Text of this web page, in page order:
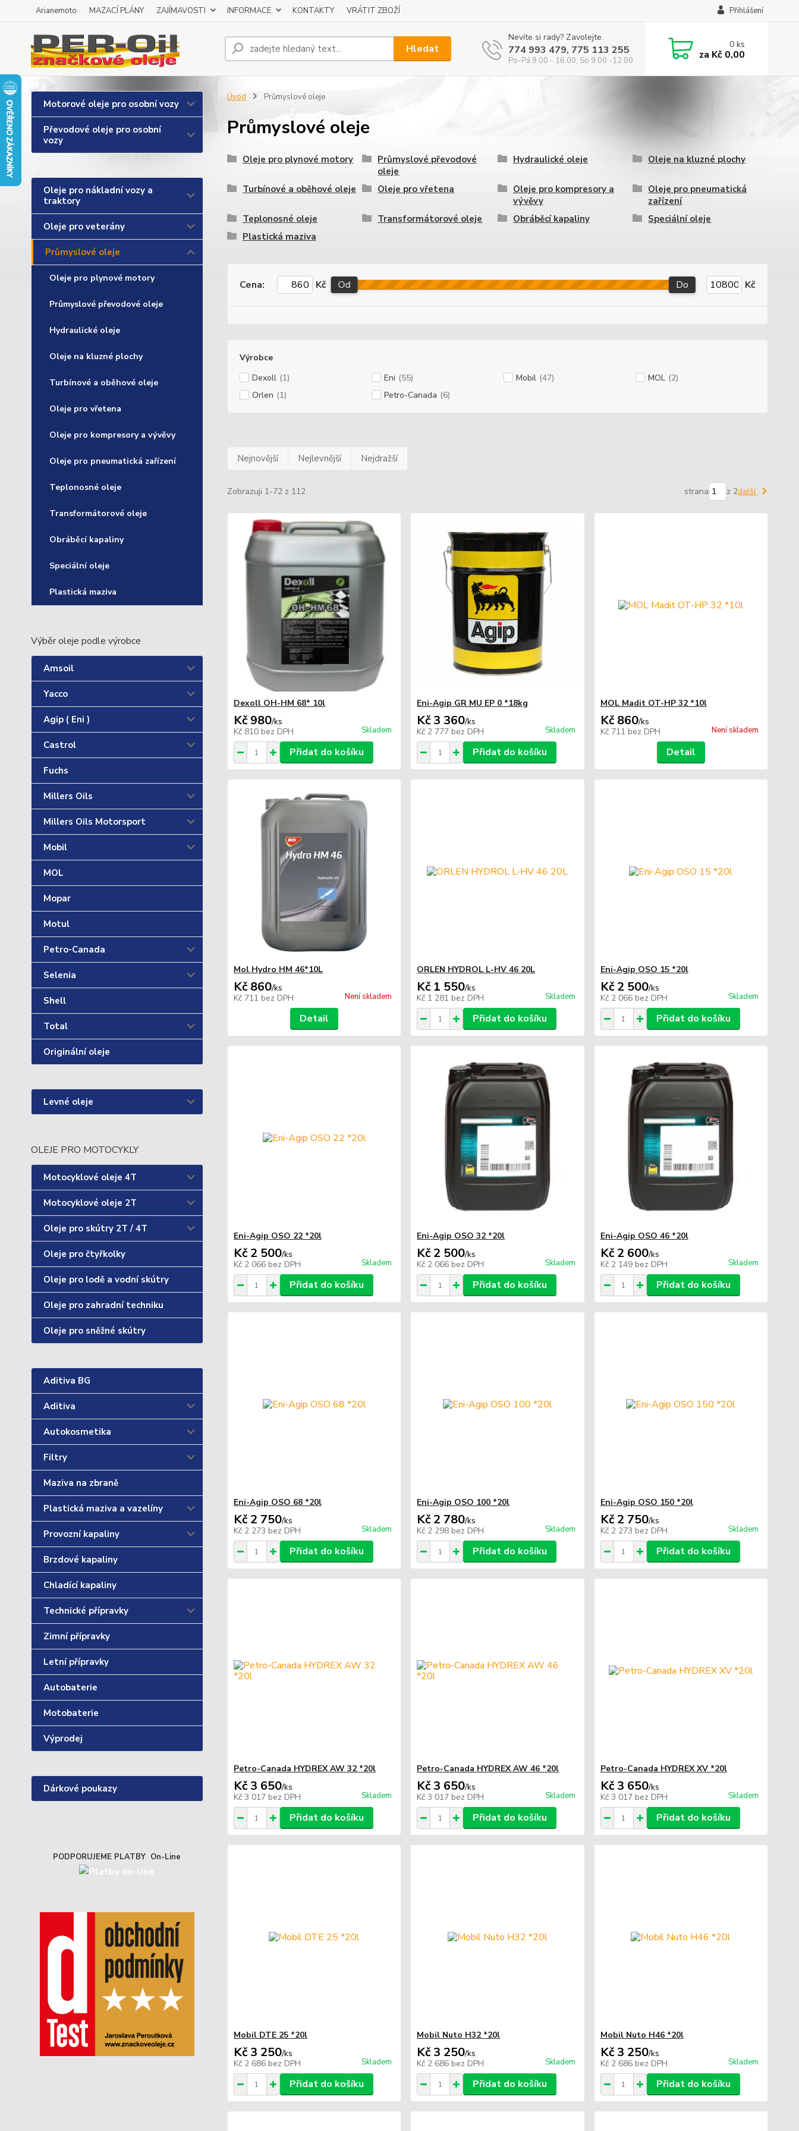
Arianemoto MAZACÍ PLÁNY ZAJÍMAVOSTI INFORMACE KONTAKTY VRÁTIT ZBOŽÍ Přihlášení
Hledat
Nevíte si rady? Zavolejte.
774 993 479, 775 113 255
Po-Pá 9.00 - 16.00, So 9.00 -12.00
0ks
za Kč 0,00
Motorové oleje pro osobní vozy
Převodové oleje pro osobní
vozy
Oleje pro nákladní vozy a
traktory
Oleje pro veterány
Průmyslové oleje
Oleje pro plynové motory
Průmyslové převodové oleje
Hydraulické oleje
Oleje na kluzné plochy
Turbínové a oběhové oleje
Oleje pro vřetena
Oleje pro kompresory a vývěvy
Oleje pro pneumatická zařízení
Teplonosné oleje
Transformátorové oleje
Obráběcí kapaliny
Speciální oleje
Plastická maziva
Výběr oleje podle výrobce
Amsoil
Yacco
Agip ( Eni )
Castrol
Fuchs
Millers Oils
Millers Oils Motorsport
Mobil
MOL
Mopar
Motul
Petro-Canada
Selenia
Shell
Total
Originální oleje
Levné oleje
OLEJE PRO MOTOCYKLY
Motocyklové oleje 4T
Motocyklové oleje 2T
Oleje pro skútry 2T / 4T
Oleje pro čtyřkolky
Oleje pro lodě a vodní skútry
Oleje pro zahradní techniku
Oleje pro sněžné skútry
Aditiva BG
Aditiva
Autokosmetika
Filtry
Maziva na zbraně
Plastická maziva a vazelíny
Provozní kapaliny
Brzdové kapaliny
Chladící kapaliny
Technické přípravky
Zimní přípravky
Letní přípravky
Autobaterie
Motobaterie
Výprodej
Dárkové poukazy
PODPORUJEME PLATBY On-Line
Úvod Průmyslové oleje
Průmyslové oleje
Oleje pro plynové motory
Průmyslové převodové
oleje
Hydraulické oleje Oleje na kluzné plochy
Turbínové a oběhové oleje Oleje pro vřetena
Oleje pro kompresory a
vývěvy
Oleje pro pneumatická
zařízení
Teplonosné oleje
Transformátorové oleje Obráběcí kapaliny
Speciální oleje
Plastická maziva
Cena: Kč Od Do Kč
Výrobce
Dexoll (1) Eni (55) Mobil (47) MOL (2)
Orlen (1) Petro-Canada (6)
Nejnovější Nejlevnější Nejdražší
Zobrazuji 1-72 z 112 strana z 2další
Dexoll OH-HM 68* 10l
Kč 980/ks
Kč 810 bez DPH Skladem
Přidat do košíku
Eni-Agip GR MU EP 0 *18kg
Kč 3 360/ks
Kč 2 777 bez DPH Skladem
Přidat do košíku
MOL Madit OT-HP 32 *10l
Kč 860/ks
Kč 711 bez DPH Není skladem
Detail
Mol Hydro HM 46*10L
Kč 860/ks
Kč 711 bez DPH Není skladem
Detail
ORLEN HYDROL L-HV 46 20L
Kč 1 550/ks
Kč 1 281 bez DPH Skladem
Přidat do košíku
Eni-Agip OSO 15 *20l
Kč 2 500/ks
Kč 2 066 bez DPH Skladem
Přidat do košíku
Eni-Agip OSO 22 *20l
Kč 2 500/ks
Kč 2 066 bez DPH Skladem
Přidat do košíku
Eni-Agip OSO 32 *20l
Kč 2 500/ks
Kč 2 066 bez DPH Skladem
Přidat do košíku
Eni-Agip OSO 46 *20l
Kč 2 600/ks
Kč 2 149 bez DPH Skladem
Přidat do košíku
Eni-Agip OSO 68 *20l
Kč 2 750/ks
Kč 2 273 bez DPH Skladem
Přidat do košíku
Eni-Agip OSO 100 *20l
Kč 2 780/ks
Kč 2 298 bez DPH Skladem
Přidat do košíku
Eni-Agip OSO 150 *20l
Kč 2 750/ks
Kč 2 273 bez DPH Skladem
Přidat do košíku
Petro-Canada HYDREX AW 32 *20l
Kč 3 650/ks
Kč 3 017 bez DPH Skladem
Přidat do košíku
Petro-Canada HYDREX AW 46 *20l
Kč 3 650/ks
Kč 3 017 bez DPH Skladem
Přidat do košíku
Petro-Canada HYDREX XV *20l
Kč 3 650/ks
Kč 3 017 bez DPH Skladem
Přidat do košíku
Mobil DTE 25 *20l
Kč 3 250/ks
Kč 2 686 bez DPH Skladem
Přidat do košíku
Mobil Nuto H32 *20l
Kč 3 250/ks
Kč 2 686 bez DPH Skladem
Přidat do košíku
Mobil Nuto H46 *20l
Kč 3 250/ks
Kč 2 686 bez DPH Skladem
Přidat do košíku